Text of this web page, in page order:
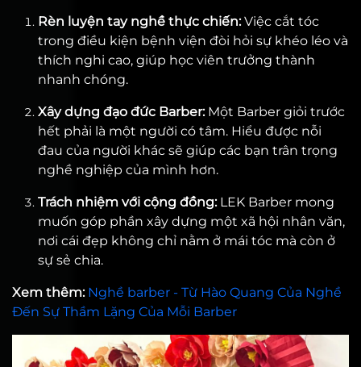
Rèn luyện tay nghề thực chiến:Việc cắt tóc
trong điều kiện bệnh viện đòi hỏi sự khéo léo và
thích nghi cao, giúp học viên trưởng thành
nhanh chóng.
Xây dựng đạo đức Barber:Một Barber giỏi trước
hết phải là một người có tâm. Hiểu được nỗi
đau của người khác sẽ giúp các bạn trân trọng
nghề nghiệp của mình hơn.
Trách nhiệm với cộng đồng:LEK Barber mong
muốn góp phần xây dựng một xã hội nhân văn,
nơi cái đẹp không chỉ nằm ở mái tóc mà còn ở
sự sẻ chia.
Xem thêm: Nghề barber - Từ Hào Quang Của Nghề
Đến Sự Thầm Lặng Của Mỗi Barber